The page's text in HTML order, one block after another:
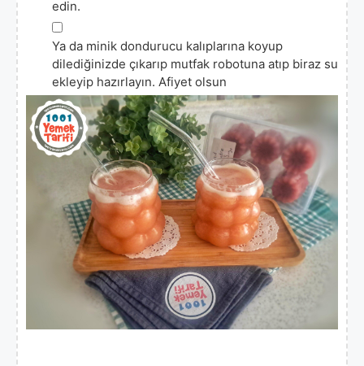
edin.
▢
Ya da minik dondurucu kalıplarına koyup
dilediğinizde çıkarıp mutfak robotuna atıp biraz su
ekleyip hazırlayın. Afiyet olsun